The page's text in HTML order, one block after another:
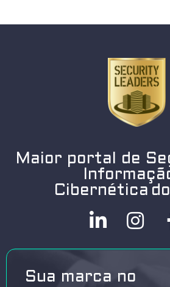
Maior portal de
Cibernética do
Sua marca no